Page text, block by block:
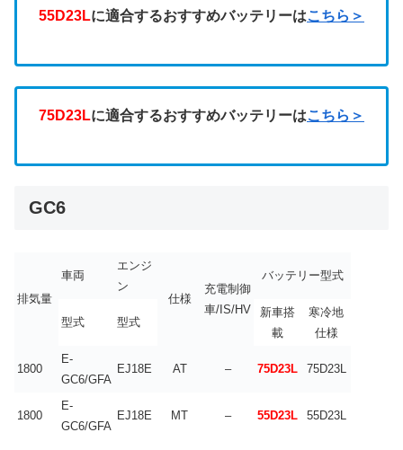
55D23Lに適合するおすすめバッテリーはこちら＞
75D23Lに適合するおすすめバッテリーはこちら＞
GC6
排気量
車両
エンジ
ン
仕様
充電制御
車/IS/HV
バッテリー型式
型式 型式
新車搭
載
寒冷地
仕様
1800
E-
GC6/GFA
EJ18E AT – 75D23L 75D23L
1800
E-
GC6/GFA
EJ18E MT – 55D23L 55D23L